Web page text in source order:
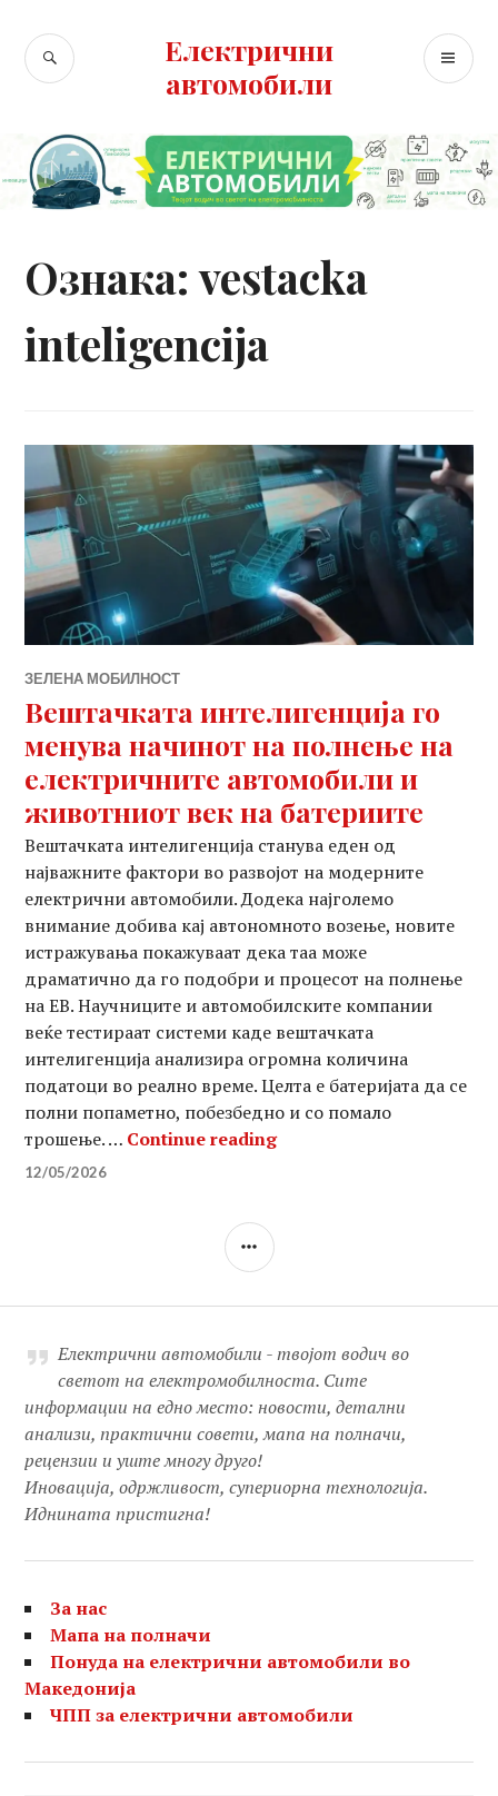
content
Електрични
автомобили
SEARCH
Ознака:vestacka
inteligencija
ЗЕЛЕНА МОБИЛНОСТ
Вештачката интелигенција го
менува начинот на полнење на
електричните автомобили и
животниот век на батериите
Вештачката интелигенција станува еден од
најважните фактори во развојот на модерните
електрични автомобили. Додека најголемо
внимание добива кај автономното возење, новите
истражувања покажуваат дека таа може
драматично да го подобри и процесот на полнење
на ЕВ. Научниците и автомобилските компании
веќе тестираат системи каде вештачката
интелигенција анализира огромна количина
податоци во реално време. Целта е батеријата да се
полни попаметно, побезбедно и со помало
трошење. … Continue readingВештачката
12/05/2026
SIDEBAR
Електрични автомобили - твојот водич во
светот на електромобилноста. Сите
информации на едно место: новости, детални
анализи, практични совети, мапа на полначи,
рецензии и уште многу друго!
Иновација, одржливост, супериорна технологија.
Иднината пристигна!
За нас
Мапа на полначи
Понуда на електрични автомобили во
Македонија
ЧПП за електрични автомобили